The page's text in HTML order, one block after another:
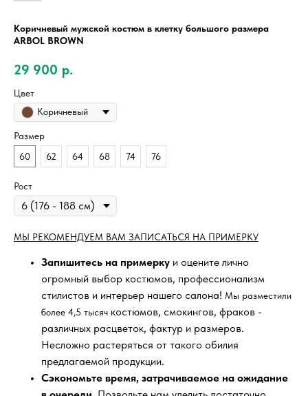
Коричневый мужской костюм в клетку большого размера
ARBOL BROWN
29 900 р.
Цвет
Коричневый
Размер
60
62 64 68 74 76
Рост
МЫ РЕКОМЕНДУЕМ ВАМ ЗАПИСАТЬСЯ НА ПРИМЕРКУ
Запишитесь на примерку и оцените лично
огромный выбор костюмов, профессионализм
стилистов и интерьер нашего салона! Мы разместили
более 4,5 тысяч костюмов, смокингов, фраков -
различных расцветок, фактур и размеров.
Несложно растеряться от такого обилия
предлагаемой продукции.
Сэкономьте время, затрачиваемое на ожидание